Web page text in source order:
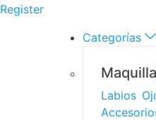
Register
Categorías
Labios